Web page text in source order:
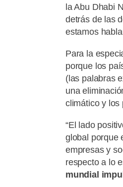
la Abu Dhabi
detrás de las
estamos
Para la
porque los
(las palabras
una
climático y los
“El lado
global porque
empresas y
respecto a lo
mundial